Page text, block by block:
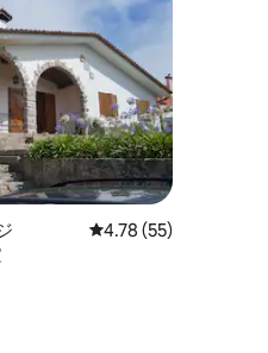
平均評価
レビュー55件、5つ
4.78 (55)